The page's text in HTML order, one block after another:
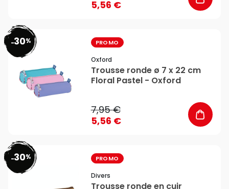
5,56 €
-30% PROMO
Oxford
Trousse ronde ø 7 x 22 cm
Floral Pastel - Oxford
7,95 €
5,56 €
-30% PROMO
Divers
Trousse ronde en cuir